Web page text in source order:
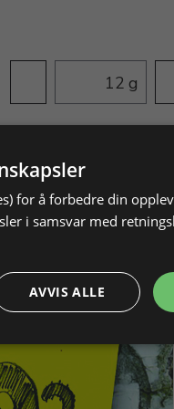
g
for å forbedre din
i samsvar med
AVVIS ALLE